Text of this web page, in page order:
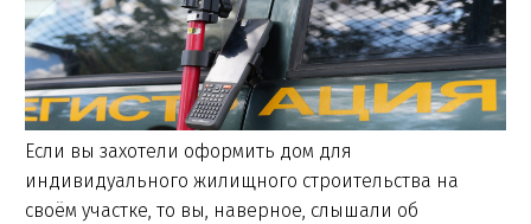
Если вы захотели оформить дом для
индивидуального жилищного строительства на
своём участке, то вы, наверное, слышали об